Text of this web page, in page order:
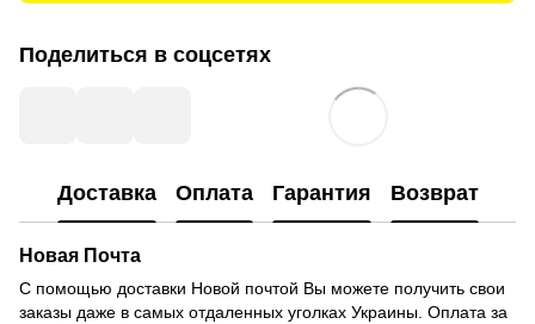
Поделиться в соцсетях
Доставка Оплата Гарантия Возврат
Новая Почта
С помощью доставки Новой почтой Вы можете получить свои
заказы даже в самых отдаленных уголках Украины. Оплата за